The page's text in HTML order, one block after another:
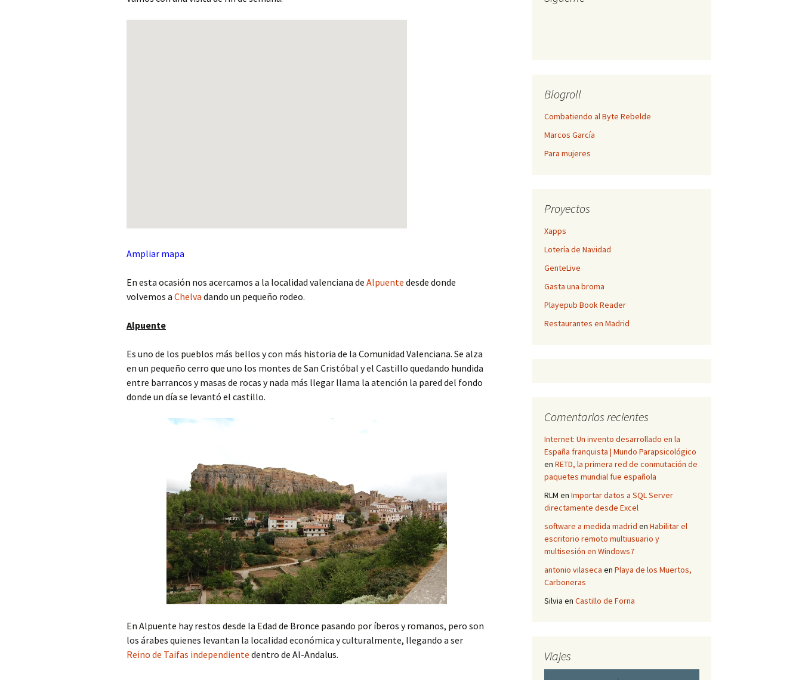
Ampliar mapa
En esta ocasión nos acercamos a la localidad valenciana de Alpuente desde donde
volvemos a Chelva dando un pequeño rodeo.
Alpuente
Es uno de los pueblos más bellos y con más historia de la Comunidad Valenciana. Se alza
en un pequeño cerro que uno los montes de San Cristóbal y el Castillo quedando hundida
entre barrancos y masas de rocas y nada más llegar llama la atención la pared del fondo
donde un día se levantó el castillo.
En Alpuente hay restos desde la Edad de Bronce pasando por íberos y romanos, pero son
los árabes quienes levantan la localidad económica y culturalmente, llegando a ser
Reino de Taifas independiente dentro de Al-Andalus.
Blogroll
Combatiendo al Byte Rebelde
Marcos García
Para mujeres
Proyectos
Xapps
Lotería de Navidad
GenteLive
Gasta una broma
Playepub Book Reader
Restaurantes en Madrid
Comentarios recientes
Internet: Un invento desarrollado en la
España franquista | Mundo Parapsicológico
en RETD, la primera red de conmutación de
paquetes mundial fue española
RLM en Importar datos a SQL Server
directamente desde Excel
software a medida madrid en Habilitar el
escritorio remoto multiusuario y
multisesión en Windows7
antonio vilaseca en Playa de los Muertos,
Carboneras
Silvia en Castillo de Forna
Viajes